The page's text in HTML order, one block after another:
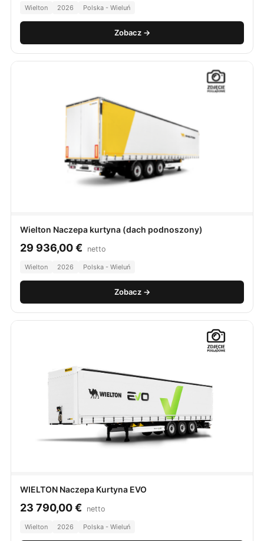
Wielton 2026 Polska - Wieluń
Zobacz →
Wielton Naczepa kurtyna (dach podnoszony)
29 936,00€ netto
Wielton 2026 Polska - Wieluń
Zobacz →
WIELTON Naczepa Kurtyna EVO
23 790,00€ netto
Wielton 2026 Polska - Wieluń